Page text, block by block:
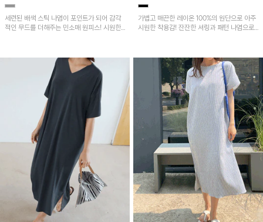
세련된 배색 스틱 나염이 포인트가 되어 감각
적인 무드를 더해주는 민소매 원피스! 시원한
인 실루엣이 여성스럽고 편안한 핏을 연출해
가볍고 매끈한 레이온 100%의 원단으로 아주
시원한 착용감! 잔잔한 셔링과 패턴 나염으로